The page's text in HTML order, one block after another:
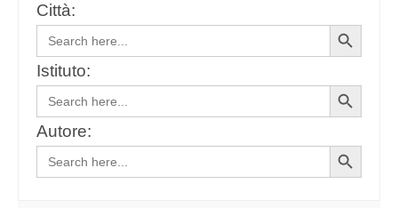
Città:
Search
for:
Search
Button
Istituto:
Search
for:
Search
Button
Autore:
Search
for:
Search
Button